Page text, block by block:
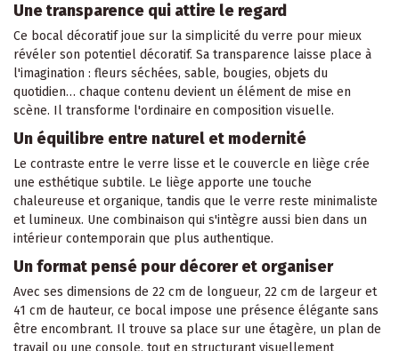
Une transparence qui attire le regard
Ce bocal décoratif joue sur la simplicité du verre pour mieux
révéler son potentiel décoratif. Sa transparence laisse place à
l'imagination : fleurs séchées, sable, bougies, objets du
quotidien… chaque contenu devient un élément de mise en
scène. Il transforme l'ordinaire en composition visuelle.
Un équilibre entre naturel et modernité
Le contraste entre le verre lisse et le couvercle en liège crée
une esthétique subtile. Le liège apporte une touche
chaleureuse et organique, tandis que le verre reste minimaliste
et lumineux. Une combinaison qui s'intègre aussi bien dans un
intérieur contemporain que plus authentique.
Un format pensé pour décorer et organiser
Avec ses dimensions de 22 cm de longueur, 22 cm de largeur et
41 cm de hauteur, ce bocal impose une présence élégante sans
être encombrant. Il trouve sa place sur une étagère, un plan de